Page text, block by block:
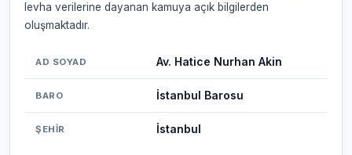
levha verilerine dayanan kamuya açık bilgilerden
oluşmaktadır.
AD SOYAD Av. Hatice Nurhan Akin
BARO İstanbul Barosu
ŞEHIR İstanbul